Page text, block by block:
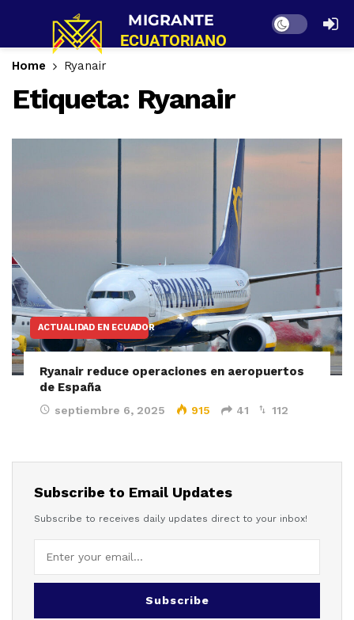
Dark mode
Home Ryanair
Etiqueta: Ryanair
ACTUALIDAD EN ECUADOR
Ryanair reduce operaciones en aeropuertos
de España
septiembre 6, 2025 915 41 112
Subscribe to Email Updates
Subscribe to receives daily updates direct to your inbox!
Subscribe